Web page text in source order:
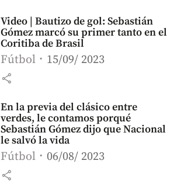
Video | Bautizo de gol: Sebastián
Gómez marcó su primer tanto en el
Coritiba de Brasil
Fútbol 15/09/ 2023
share
En la previa del clásico entre
verdes, le contamos porqué
Sebastián Gómez dijo que Nacional
le salvó la vida
Fútbol 06/08/ 2023
share